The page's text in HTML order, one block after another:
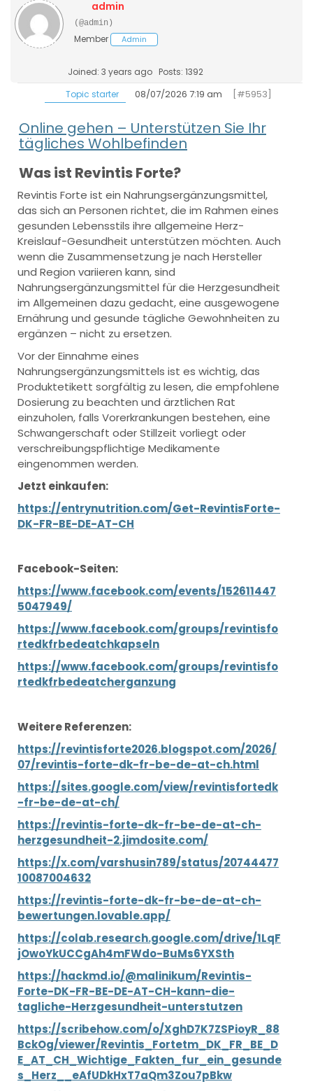
admin
(@admin)
Member Admin
Joined: 3 years ago Posts: 1392
Topic starter
08/07/2026 7:19 am [#5953]
Online gehen – Unterstützen Sie Ihr
tägliches Wohlbefinden
Was ist Revintis Forte?
Revintis Forte ist ein Nahrungsergänzungsmittel,
das sich an Personen richtet, die im Rahmen eines
gesunden Lebensstils ihre allgemeine Herz-
Kreislauf-Gesundheit unterstützen möchten. Auch
wenn die Zusammensetzung je nach Hersteller
und Region variieren kann, sind
Nahrungsergänzungsmittel für die Herzgesundheit
im Allgemeinen dazu gedacht, eine ausgewogene
Ernährung und gesunde tägliche Gewohnheiten zu
ergänzen – nicht zu ersetzen.
Vor der Einnahme eines
Nahrungsergänzungsmittels ist es wichtig, das
Produktetikett sorgfältig zu lesen, die empfohlene
Dosierung zu beachten und ärztlichen Rat
einzuholen, falls Vorerkrankungen bestehen, eine
Schwangerschaft oder Stillzeit vorliegt oder
verschreibungspflichtige Medikamente
eingenommen werden.
Jetzt einkaufen:
https://entrynutrition.com/Get-RevintisForte-
DK-FR-BE-DE-AT-CH
Facebook-Seiten:
https://www.facebook.com/events/152611447
5047949/
https://www.facebook.com/groups/revintisfo
rtedkfrbedeatchkapseln
https://www.facebook.com/groups/revintisfo
rtedkfrbedeatcherganzung
Weitere Referenzen:
https://revintisforte2026.blogspot.com/2026/
07/revintis-forte-dk-fr-be-de-at-ch.html
https://sites.google.com/view/revintisfortedk
-fr-be-de-at-ch/
https://revintis-forte-dk-fr-be-de-at-ch-
herzgesundheit-2.jimdosite.com/
https://x.com/varshusin789/status/20744477
10087004632
https://revintis-forte-dk-fr-be-de-at-ch-
bewertungen.lovable.app/
https://colab.research.google.com/drive/1LqF
jOwoYkUCCgAh4mFWdo-BuMs6YXSth
https://hackmd.io/@malinikum/Revintis-
Forte-DK-FR-BE-DE-AT-CH-kann-die-
tagliche-Herzgesundheit-unterstutzen
https://scribehow.com/o/XghD7K7ZSPioyR_88
BckOg/viewer/Revintis_Fortetm_DK_FR_BE_D
E_AT_CH_Wichtige_Fakten_fur_ein_gesunde
s_Herz__eAfUDkHxT7aQm3Zou7pBkw